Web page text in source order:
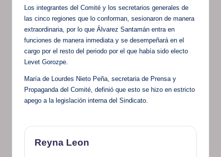
Los integrantes del Comité y los secretarios generales de
las cinco regiones que lo conforman, sesionaron de manera
extraordinaria, por lo que Álvarez Santamán entra en
funciones de manera inmediata y se desempeñará en el
cargo por el resto del periodo por el que había sido electo
Levet Gorozpe.
María de Lourdes Nieto Peña, secretaria de Prensa y
Propaganda del Comité, definió que esto se hizo en estricto
apego a la legislación interna del Sindicato.
Reyna Leon